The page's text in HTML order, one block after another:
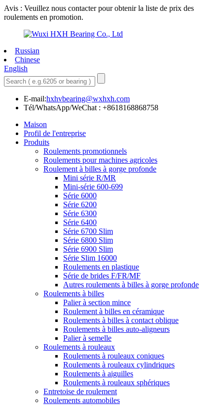
Avis : Veuillez nous contacter pour obtenir la liste de prix des
roulements en promotion.
Russian
Chinese
English
E-mail:hxhvbearing@wxhxh.com
Tél/WhatsApp/WeChat : +8618168868758
Maison
Profil de l'entreprise
Produits
Roulements promotionnels
Roulements pour machines agricoles
Roulement à billes à gorge profonde
Mini série R/MR
Mini-série 600-699
Série 6000
Série 6200
Série 6300
Série 6400
Série 6700 Slim
Série 6800 Slim
Série 6900 Slim
Série Slim 16000
Roulements en plastique
Série de brides F/FR/MF
Autres roulements à billes à gorge profonde
Roulements à billes
Palier à section mince
Roulement à billes en céramique
Roulements à billes à contact oblique
Roulements à billes auto-aligneurs
Palier à semelle
Roulements à rouleaux
Roulements à rouleaux coniques
Roulements à rouleaux cylindriques
Roulements à aiguilles
Roulements à rouleaux sphériques
Entretoise de roulement
Roulements automobiles